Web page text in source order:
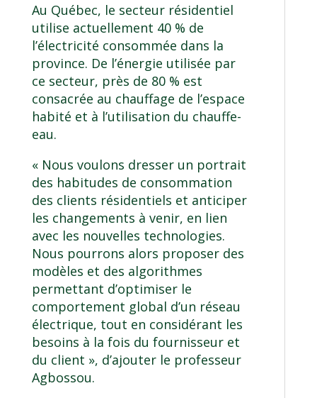
Au Québec, le secteur résidentiel
utilise actuellement 40 % de
l’électricité consommée dans la
province. De l’énergie utilisée par
ce secteur, près de 80 % est
consacrée au chauffage de l’espace
habité et à l’utilisation du chauffe-
eau.
« Nous voulons dresser un portrait
des habitudes de consommation
des clients résidentiels et anticiper
les changements à venir, en lien
avec les nouvelles technologies.
Nous pourrons alors proposer des
modèles et des algorithmes
permettant d’optimiser le
comportement global d’un réseau
électrique, tout en considérant les
besoins à la fois du fournisseur et
du client », d’ajouter le professeur
Agbossou.